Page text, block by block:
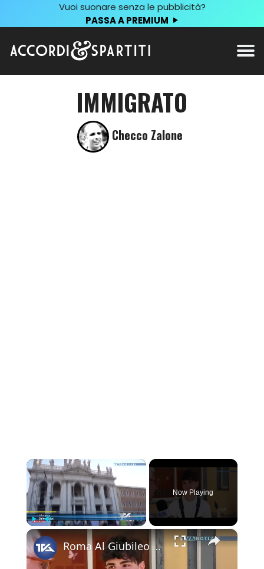
Vuoi suonare senza le pubblicità?
PASSA A PREMIUM
IMMIGRATO
Checco Zalone
×
Play
Now Playing
×
Roma Al Giubileo delle Famiglie brilla la stella Alfio Russo. Il giovane sassofonista adranita racco